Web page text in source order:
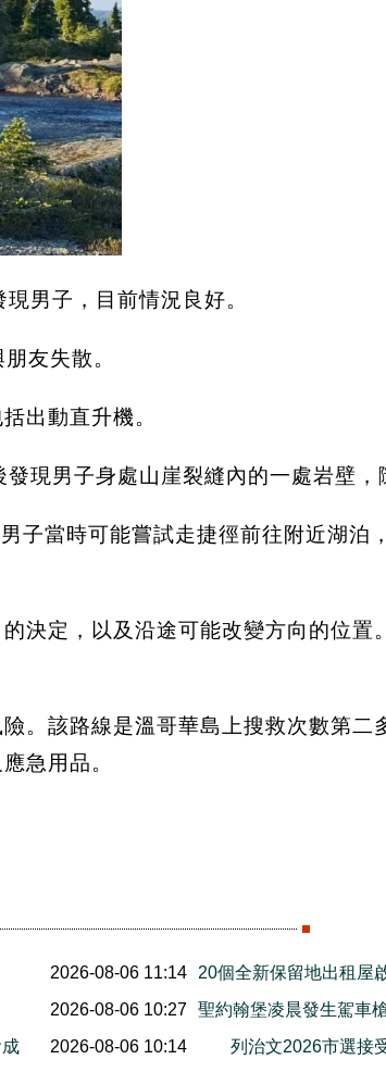
男子，目前情況良好。
友失散。
出動直升機。
現男子身處山崖裂縫內的一處岩壁，
當時可能嘗試走捷徑前往附近湖泊
決定，以及沿途可能改變方向的位置
。該路線是溫哥華島上搜救次數第二
急用品。
2026-08-06 11:14
20個全新保留地出租屋
2026-08-06 10:27
聖約翰堡凌晨發生駕車
2026-08-06 10:14
列治文2026市選接